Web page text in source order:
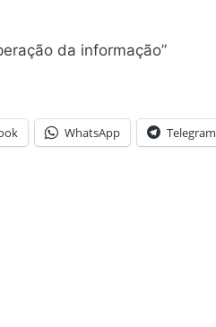
da informação”
WhatsApp Telegram